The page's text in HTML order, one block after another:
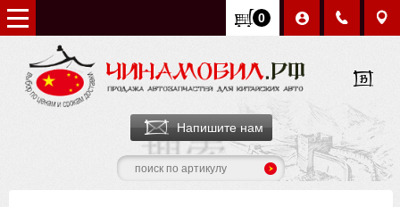
0
Напишите нам